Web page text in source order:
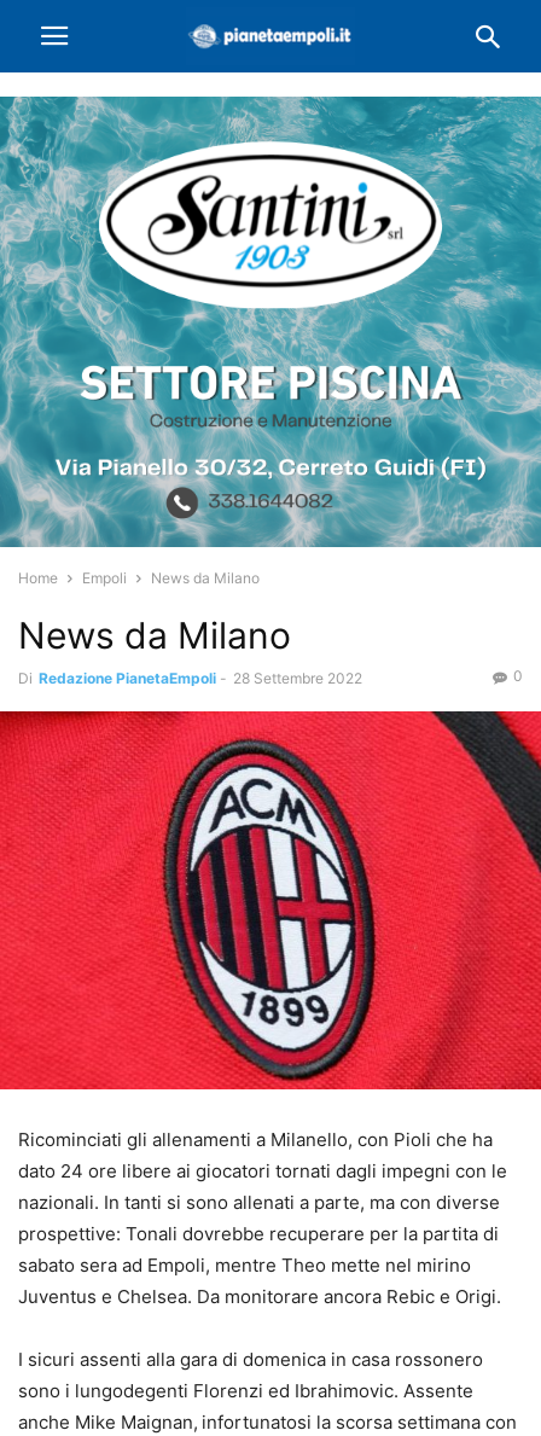
Home Empoli News da Milano
News da Milano
Di Redazione PianetaEmpoli - 28 Settembre 2022 0
Ricominciati gli allenamenti a Milanello, con Pioli che ha
dato 24 ore libere ai giocatori tornati dagli impegni con le
nazionali. In tanti si sono allenati a parte, ma con diverse
prospettive: Tonali dovrebbe recuperare per la partita di
sabato sera ad Empoli, mentre Theo mette nel mirino
Juventus e Chelsea. Da monitorare ancora Rebic e Origi.
I sicuri assenti alla gara di domenica in casa rossonero
sono i lungodegenti Florenzi ed Ibrahimovic. Assente
anche Mike Maignan, infortunatosi la scorsa settimana con